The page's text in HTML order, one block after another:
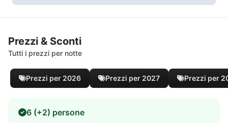
Prezzi & Sconti
Tutti i prezzi per notte
Prezzi per 2026 Prezzi per 2027 Prezzi per
6 (+2) persone